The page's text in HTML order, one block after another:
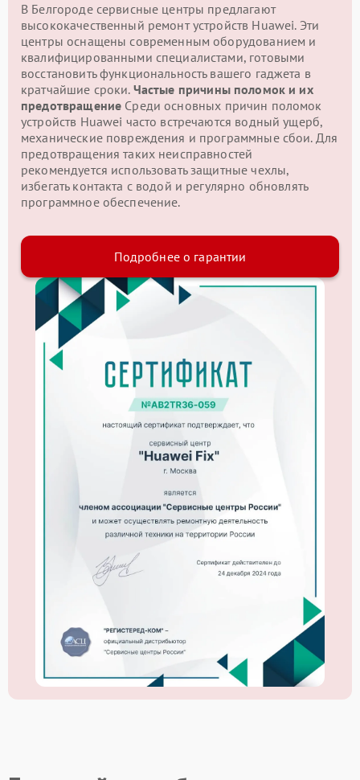
В Белгороде сервисные центры предлагают
высококачественный ремонт устройств Huawei. Эти
центры оснащены современным оборудованием и
квалифицированными специалистами, готовыми
восстановить функциональность вашего гаджета в
кратчайшие сроки. Частые причины поломок и их
предотвращение Среди основных причин поломок
устройств Huawei часто встречаются водный ущерб,
механические повреждения и программные сбои. Для
предотвращения таких неисправностей
рекомендуется использовать защитные чехлы,
избегать контакта с водой и регулярно обновлять
программное обеспечение.
Подробнее о гарантии